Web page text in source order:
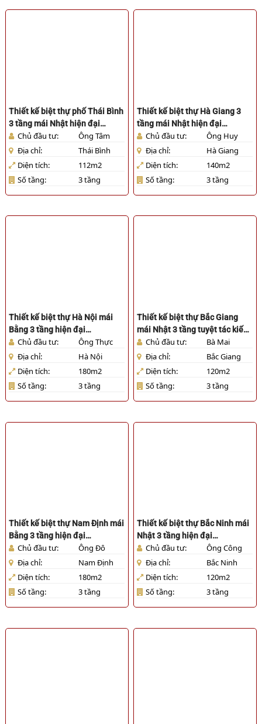
Thiết kế biệt thự phố Thái Bình
3 tầng mái Nhật hiện đại
[HL141025]
Chủ đầu tư:
Ông Tâm
Địa chỉ:
Thái Bình
Diện tích:
112m2
Số tầng:
3 tầng
Thiết kế biệt thự Hà Giang 3
tầng mái Nhật hiện đại
[HL881025]
Chủ đầu tư:
Ông Huy
Địa chỉ:
Hà Giang
Diện tích:
140m2
Số tầng:
3 tầng
Thiết kế biệt thự Hà Nội mái
Bằng 3 tầng hiện đại
[HL131025]
Chủ đầu tư:
Ông Thực
Địa chỉ:
Hà Nội
Diện tích:
180m2
Số tầng:
3 tầng
Thiết kế biệt thự Bắc Giang
mái Nhật 3 tầng tuyệt tác kiến
trúc [HL891025]
Chủ đầu tư:
Bà Mai
Địa chỉ:
Bắc Giang
Diện tích:
120m2
Số tầng:
3 tầng
Thiết kế biệt thự Nam Định mái
Bằng 3 tầng hiện đại
[HL901025]
Chủ đầu tư:
Ông Đô
Địa chỉ:
Nam Định
Diện tích:
180m2
Số tầng:
3 tầng
Thiết kế biệt thự Bắc Ninh mái
Nhật 3 tầng hiện đại
[HL121025]
Chủ đầu tư:
Ông Công
Địa chỉ:
Bắc Ninh
Diện tích:
120m2
Số tầng:
3 tầng